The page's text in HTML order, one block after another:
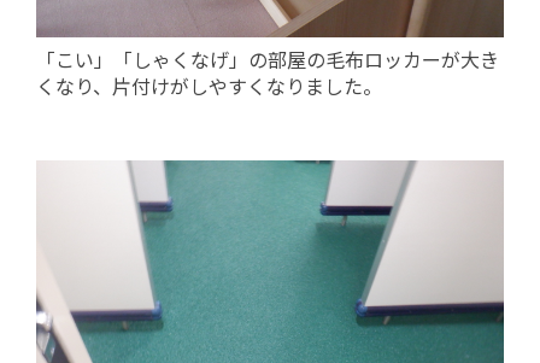
「こい」「しゃくなげ」の部屋の毛布ロッカーが大き
くなり、片付けがしやすくなりました。